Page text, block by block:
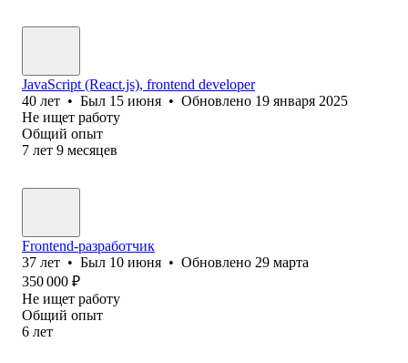
JavaScript (React.js), frontend developer
40 лет • Был 15 июня • Обновлено 19 января 2025
Не ищет работу
Общий опыт
7 лет 9 месяцев
Frontend-разработчик
37 лет • Был 10 июня • Обновлено 29 марта
350 000 ₽
Не ищет работу
Общий опыт
6 лет